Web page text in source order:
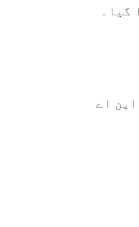
گیا۔
اے